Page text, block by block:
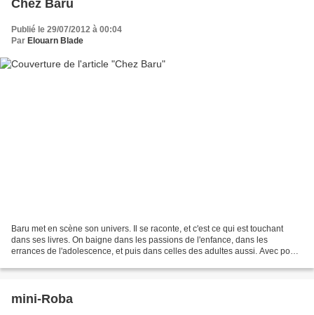
Chez Baru
Publié le 29/07/2012 à 00:04
Par Elouarn Blade
Baru met en scène son univers. Il se raconte, et c'est ce qui est touchant
dans ses livres. On baigne dans les passions de l'enfance, dans les
errances de l'adolescence, et puis dans celles des adultes aussi. Avec pour
mini-Roba